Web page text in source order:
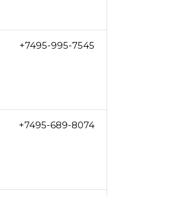
+7495-995-7545
+7495-689-8074